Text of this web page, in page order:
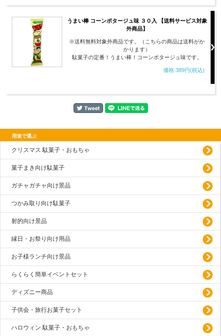
うまい棒 コーンポタージュ味 ３０入 【送料サービス対象
外商品】
※送料無料対象外商品です。（こちらの商品は送料がか
かります）
駄菓子の定番！うまい棒！コーンポタージュ味です。
価格:389円(税込)
用途で選ぶ
クリスマス 駄菓子・おもちゃ
菓子まき向け駄菓子
ガチャガチャ向け景品
つかみ取り向け駄菓子
射的向け景品
縁日・お祭り向け用品
お子様ランチ向け景品
らくらく簡単イベントセット
ディズニー商品
子供会・旅行お菓子セット
ハロウィン 駄菓子・おもちゃ